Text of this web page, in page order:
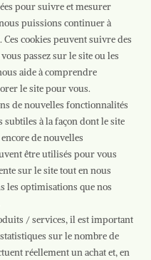
pour suivre et mesurer
puissions continuer à
cookies peuvent suivre des
passez sur le site ou les
aide à comprendre
le site pour vous.
de nouvelles fonctionnalités
à la façon dont le site
de nouvelles
être utilisés pour vous
sur le site tout en nous
les optimisations que nos
/ services, il est important
sur le nombre de
réellement un achat et, en